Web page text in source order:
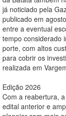
já noticiado pela
publicado em
entre a eventual
tempo considerado
porte, com altos
para cobrir os
realizada em
Edição 2026
Com a reabertura,
edital anterior e